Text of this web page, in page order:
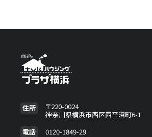
住所
〒220-0024
神奈川県横浜市西区西平沼町6-1
電話
0120-1849-29